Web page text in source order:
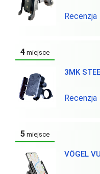
Recenzja
4 miejsce
3MK
Recenzja
5 miejsce
VÖGEL